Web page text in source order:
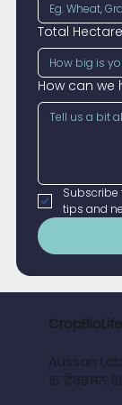
Total
How can we
Subscribe
tips and
CropBioLife
Aussan
15 ਫੋਰਡਸਨ